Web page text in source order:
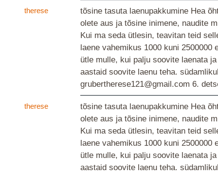
therese
tõsine tasuta laenupakkumine Hea
olete aus ja tõsine inimene, naudite
Kui ma seda ütlesin, teavitan teid
laene vahemikus 1000 kuni 2500000
ütle mulle, kui palju soovite laenata
aastaid soovite laenu teha.
grubertherese121@gmail.com 6.
therese
tõsine tasuta laenupakkumine Hea
olete aus ja tõsine inimene, naudite
Kui ma seda ütlesin, teavitan teid
laene vahemikus 1000 kuni 2500000
ütle mulle, kui palju soovite laenata
aastaid soovite laenu teha.